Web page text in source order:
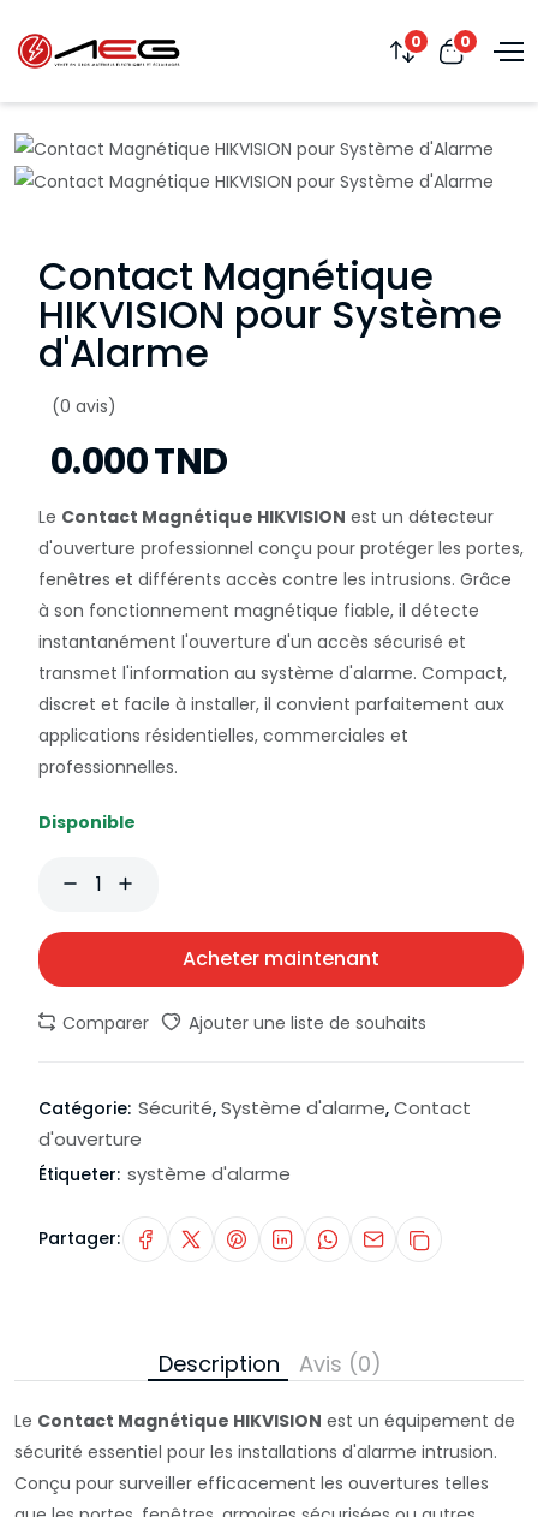
0 0
Contact Magnétique
HIKVISION pour Système
d'Alarme
(0 avis)
0.000 TND
Le Contact Magnétique HIKVISION est un détecteur
d'ouverture professionnel conçu pour protéger les portes,
fenêtres et différents accès contre les intrusions. Grâce
à son fonctionnement magnétique fiable, il détecte
instantanément l'ouverture d'un accès sécurisé et
transmet l'information au système d'alarme. Compact,
discret et facile à installer, il convient parfaitement aux
applications résidentielles, commerciales et
professionnelles.
Disponible
Acheter maintenant
Comparer Ajouter une liste de souhaits
Catégorie: Sécurité, Système d'alarme, Contact
d'ouverture
Étiqueter: système d'alarme
Partager:
Description Avis (0)
Le Contact Magnétique HIKVISION est un équipement de
sécurité essentiel pour les installations d'alarme intrusion.
Conçu pour surveiller efficacement les ouvertures telles